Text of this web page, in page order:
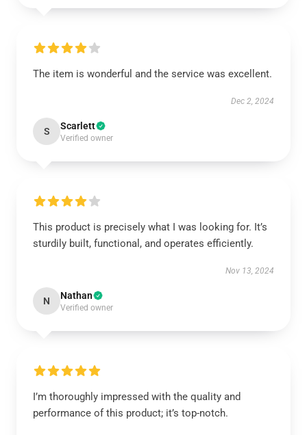
The item is wonderful and the service was excellent.
Dec 2, 2024
S Scarlett
Verified owner
This product is precisely what I was looking for. It’s
sturdily built, functional, and operates efficiently.
Nov 13, 2024
N Nathan
Verified owner
I’m thoroughly impressed with the quality and
performance of this product; it’s top-notch.